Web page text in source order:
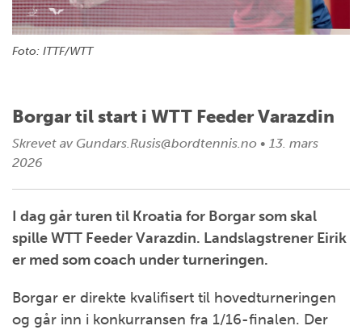
Foto: ITTF/WTT
Borgar til start i WTT Feeder Varazdin
Skrevet av Gundars.Rusis@bordtennis.no • 13. mars
2026
I dag går turen til Kroatia for Borgar som skal
spille WTT Feeder Varazdin. Landslagstrener Eirik
er med som coach under turneringen.
Borgar er direkte kvalifisert til hovedturneringen
og går inn i konkurransen fra 1/16-finalen. Der